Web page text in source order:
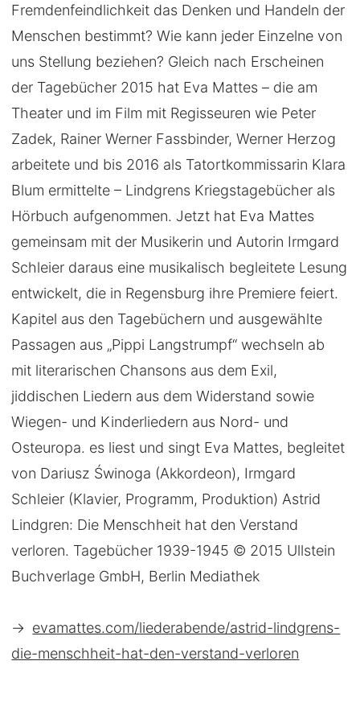
Fremdenfeindlichkeit das Denken und Handeln der
Menschen bestimmt? Wie kann jeder Einzelne von
uns Stellung beziehen? Gleich nach Erscheinen
der Tagebücher 2015 hat Eva Mattes – die am
Theater und im Film mit Regisseuren wie Peter
Zadek, Rainer Werner Fassbinder, Werner Herzog
arbeitete und bis 2016 als Tatortkommissarin Klara
Blum ermittelte – Lindgrens Kriegstagebücher als
Hörbuch aufgenommen. Jetzt hat Eva Mattes
gemeinsam mit der Musikerin und Autorin Irmgard
Schleier daraus eine musikalisch begleitete Lesung
entwickelt, die in Regensburg ihre Premiere feiert.
Kapitel aus den Tagebüchern und ausgewählte
Passagen aus „Pippi Langstrumpf“ wechseln ab
mit literarischen Chansons aus dem Exil,
jiddischen Liedern aus dem Widerstand sowie
Wiegen- und Kinderliedern aus Nord- und
Osteuropa. es liest und singt Eva Mattes, begleitet
von Dariusz Świnoga (Akkordeon), Irmgard
Schleier (Klavier, Programm, Produktion) Astrid
Lindgren: Die Menschheit hat den Verstand
verloren. Tagebücher 1939-1945 © 2015 Ullstein
Buchverlage GmbH, Berlin Mediathek
→ evamattes.com/liederabende/astrid-lindgrens-
die-menschheit-hat-den-verstand-verloren